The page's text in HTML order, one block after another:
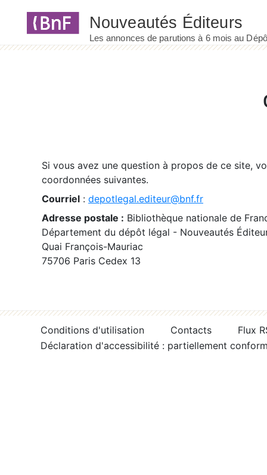
Si vous avez une question à propos de ce site,
coordonnées suivantes.
Courriel : depotlegal.editeur@bnf.fr
Adresse postale : Bibliothèque nationale de
Département du dépôt légal - Nouveautés
Quai François-Mauriac
75706 Paris Cedex 13
Conditions d'utilisation Contacts
Flux
Déclaration d'accessibilité : partiellement